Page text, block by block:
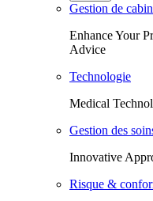
Gestion de
Enhance Your
Advice
Technologie
Medical
Gestion des
Innovative
Risque &